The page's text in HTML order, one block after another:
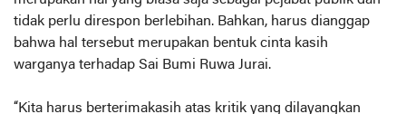
tidak perlu direspon berlebihan. Bahkan, harus dianggap
bahwa hal tersebut merupakan bentuk cinta kasih
warganya terhadap Sai Bumi Ruwa Jurai.
“Kita harus berterimakasih atas kritik yang dilayangkan